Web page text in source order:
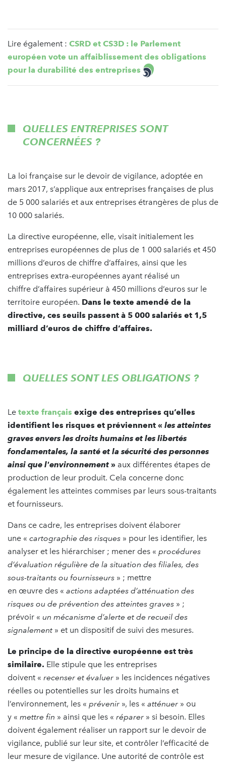
Lire également : CSRD et CS3D : le Parlement
européen vote un affaiblissement des obligations
pour la durabilité des entreprises
QUELLES ENTREPRISES SONT
CONCERNÉES ?
La loi française sur le devoir de vigilance, adoptée en
mars 2017, s’applique aux entreprises françaises de plus
de 5 000 salariés et aux entreprises étrangères de plus de
10 000 salariés.
La directive européenne, elle, visait initialement les
entreprises européennes de plus de 1 000 salariés et 450
millions d’euros de chiffre d’affaires, ainsi que les
entreprises extra-européennes ayant réalisé un
chiffre d’affaires supérieur à 450 millions d’euros sur le
territoire européen. Dans le texte amendé de la
directive, ces seuils passent à 5 000 salariés et 1,5
milliard d’euros de chiffre d’affaires.
QUELLES SONT LES OBLIGATIONS ?
Le texte français exige des entreprises qu’elles
identifient les risques et préviennent « les atteintes
graves envers les droits humains et les libertés
fondamentales, la santé et la sécurité des personnes
ainsi que l'environnement » aux différentes étapes de
production de leur produit. Cela concerne donc
également les atteintes commises par leurs sous-traitants
et fournisseurs.
Dans ce cadre, les entreprises doivent élaborer
une « cartographie des risques » pour les identifier, les
analyser et les hiérarchiser ; mener des « procédures
d’évaluation régulière de la situation des filiales, des
sous-traitants ou fournisseurs » ; mettre
en œuvre des « actions adaptées d’atténuation des
risques ou de prévention des atteintes graves » ;
prévoir « un mécanisme d’alerte et de recueil des
signalement » et un dispositif de suivi des mesures.
Le principe de la directive européenne est très
similaire. Elle stipule que les entreprises
doivent « recenser et évaluer » les incidences négatives
réelles ou potentielles sur les droits humains et
l’environnement, les « prévenir », les « atténuer » ou
y « mettre fin » ainsi que les « réparer » si besoin. Elles
doivent également réaliser un rapport sur le devoir de
vigilance, publié sur leur site, et contrôler l’efficacité de
leur mesure de vigilance. Une autorité de contrôle est